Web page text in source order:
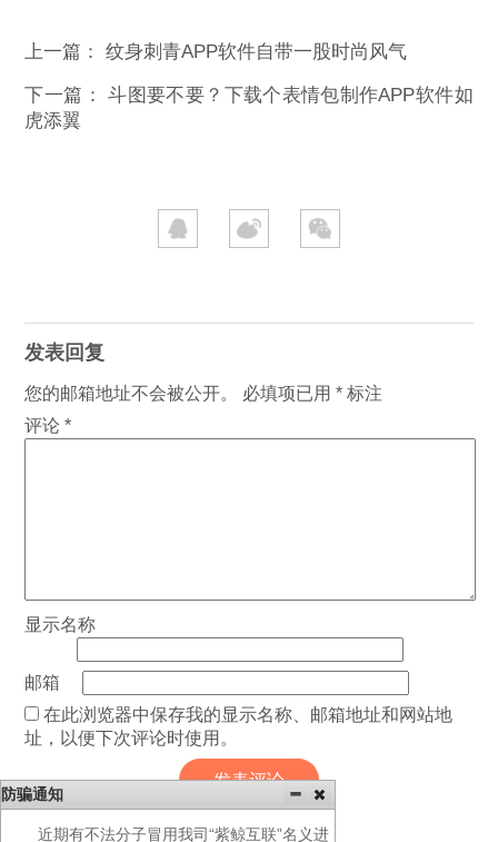
上一篇：纹身刺青APP软件自带一股时尚风气
下一篇：斗图要不要？下载个表情包制作APP软件如
虎添翼
发表回复
您的邮箱地址不会被公开。 必填项已用* 标注
评论*
显示名称
邮箱
在此浏览器中保存我的显示名称、邮箱地址和网站地
址，以便下次评论时使用。
防骗通知
近期有不法分子冒用我司“紫鲸互联”名义进